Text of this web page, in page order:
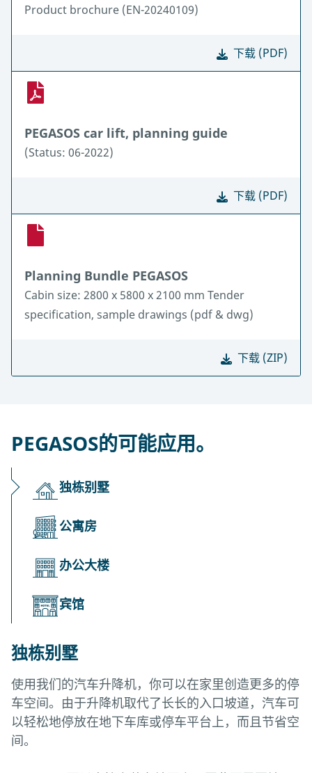
Product brochure (EN-20240109)
下载 (PDF)
PEGASOS car lift, planning guide
(Status: 06-2022)
下载 (PDF)
Planning Bundle PEGASOS
Cabin size: 2800 x 5800 x 2100 mm Tender
specification, sample drawings (pdf & dwg)
下载 (ZIP)
PEGASOS的可能应用。
独栋别墅
公寓房
办公大楼
宾馆
独栋别墅
使用我们的汽车升降机，你可以在家里创造更多的停
车空间。由于升降机取代了长长的入口坡道，汽车可
以轻松地停放在地下车库或停车平台上，而且节省空
间。